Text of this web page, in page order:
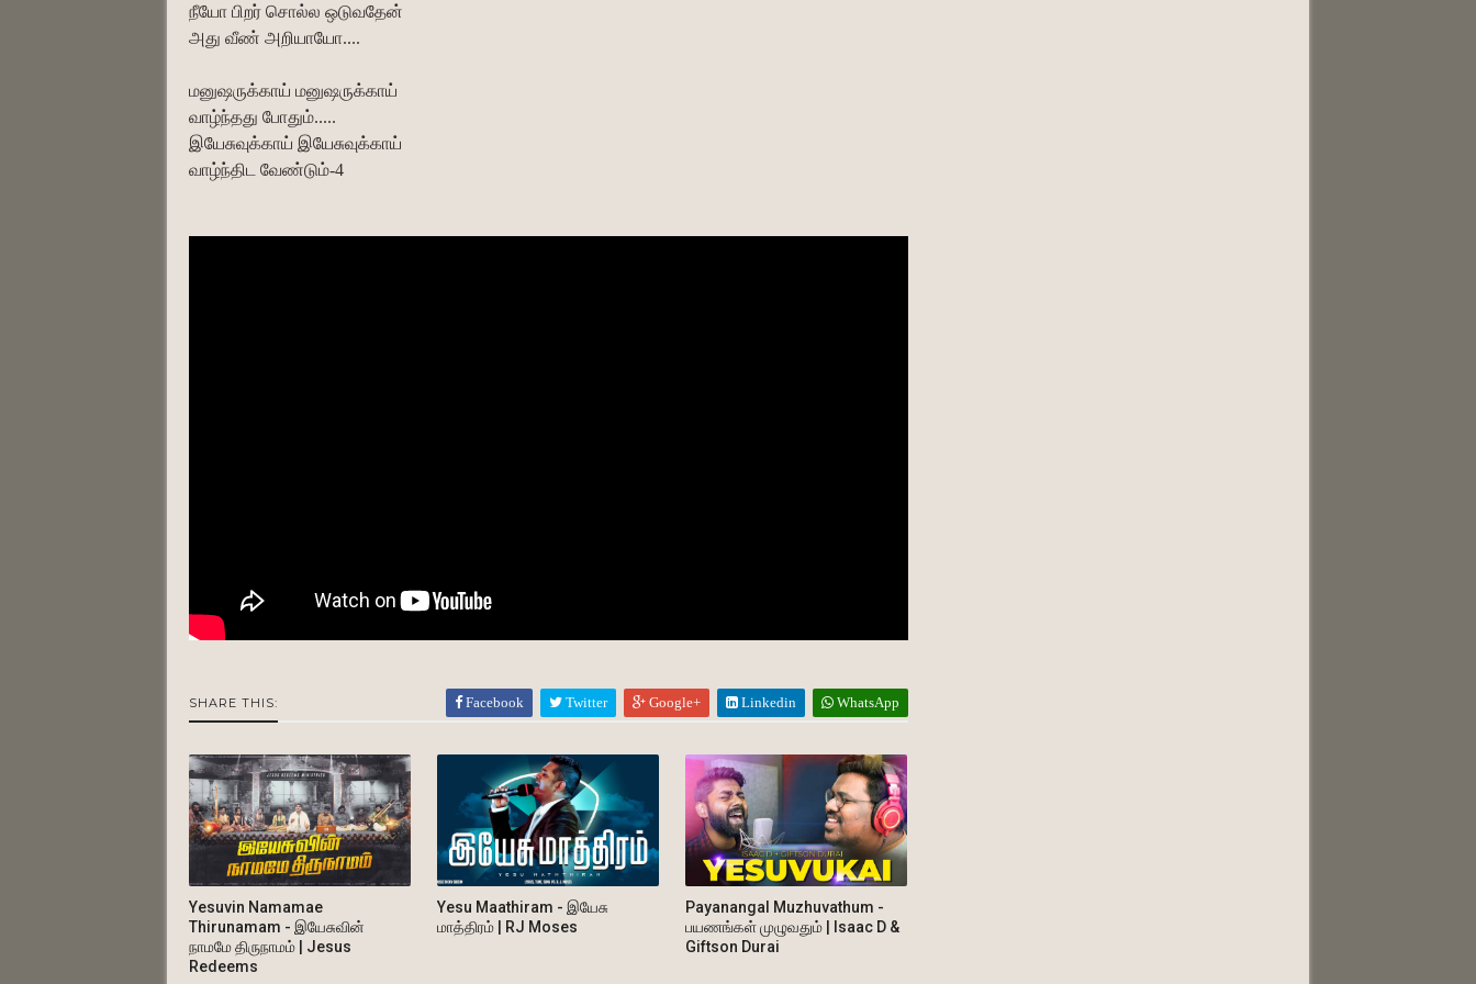
நீயோ பிறர் சொல்ல ஒடுவதேன்
அது வீண் அறியாயோ....
மனுஷருக்காய் மனுஷருக்காய்
வாழ்ந்தது போதும்.....
இயேசுவுக்காய் இயேசுவுக்காய்
வாழ்ந்திட வேண்டும்-4
SHARE THIS: Facebook Twitter Google+ Linkedin WhatsApp
Yesuvin Namamae
Thirunamam - இயேசுவின்
நாமமே திருநாமம் | Jesus
Redeems
Yesu Maathiram - இயேசு
மாத்திரம் | RJ Moses
Payanangal Muzhuvathum -
பயணங்கள் முழுவதும் | Isaac D &
Giftson Durai